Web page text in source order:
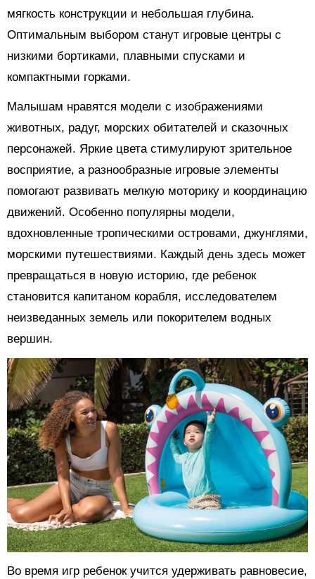
мягкость конструкции и небольшая глубина.
Оптимальным выбором станут игровые центры с
низкими бортиками, плавными спусками и
компактными горками.
Малышам нравятся модели с изображениями
животных, радуг, морских обитателей и сказочных
персонажей. Яркие цвета стимулируют зрительное
восприятие, а разнообразные игровые элементы
помогают развивать мелкую моторику и координацию
движений. Особенно популярны модели,
вдохновленные тропическими островами, джунглями,
морскими путешествиями. Каждый день здесь может
превращаться в новую историю, где ребенок
становится капитаном корабля, исследователем
неизведанных земель или покорителем водных
вершин.
Во время игр ребенок учится удерживать равновесие,